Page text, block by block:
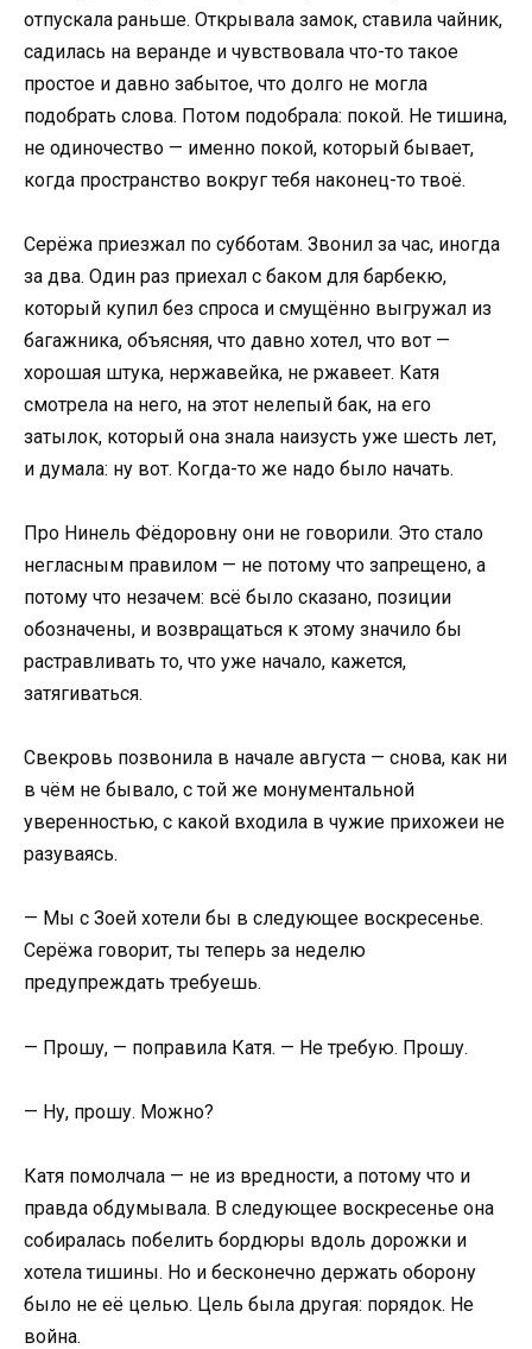
отпускала раньше. Открывала замок, ставила чайник,
садилась на веранде и чувствовала что-то такое
простое и давно забытое, что долго не могла
подобрать слова. Потом подобрала: покой. Не тишина,
не одиночество — именно покой, который бывает,
когда пространство вокруг тебя наконец-то твоё.
Серёжа приезжал по субботам. Звонил за час, иногда
за два. Один раз приехал с баком для барбекю,
который купил без спроса и смущённо выгружал из
багажника, объясняя, что давно хотел, что вот —
хорошая штука, нержавейка, не ржавеет. Катя
смотрела на него, на этот нелепый бак, на его
затылок, который она знала наизусть уже шесть лет,
и думала: ну вот. Когда-то же надо было начать.
Про Нинель Фёдоровну они не говорили. Это стало
негласным правилом — не потому что запрещено, а
потому что незачем: всё было сказано, позиции
обозначены, и возвращаться к этому значило бы
растравливать то, что уже начало, кажется,
затягиваться.
Свекровь позвонила в начале августа — снова, как ни
в чём не бывало, с той же монументальной
уверенностью, с какой входила в чужие прихожеи не
разуваясь.
— Мы с Зоей хотели бы в следующее воскресенье.
Серёжа говорит, ты теперь за неделю
предупреждать требуешь.
— Прошу, — поправила Катя. — Не требую. Прошу.
— Ну, прошу. Можно?
Катя помолчала — не из вредности, а потому что и
правда обдумывала. В следующее воскресенье она
собиралась побелить бордюры вдоль дорожки и
хотела тишины. Но и бесконечно держать оборону
было не её целью. Цель была другая: порядок. Не
война.